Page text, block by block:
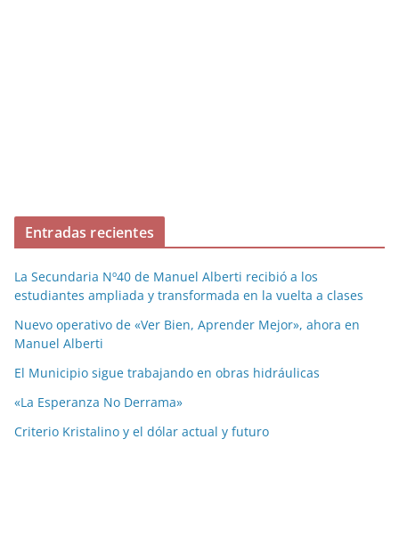
Entradas recientes
La Secundaria Nº40 de Manuel Alberti recibió a los
estudiantes ampliada y transformada en la vuelta a clases
Nuevo operativo de «Ver Bien, Aprender Mejor», ahora en
Manuel Alberti
El Municipio sigue trabajando en obras hidráulicas
«La Esperanza No Derrama»
Criterio Kristalino y el dólar actual y futuro